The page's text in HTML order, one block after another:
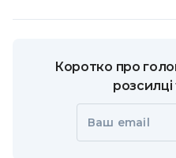
Коротко про
Ваш email